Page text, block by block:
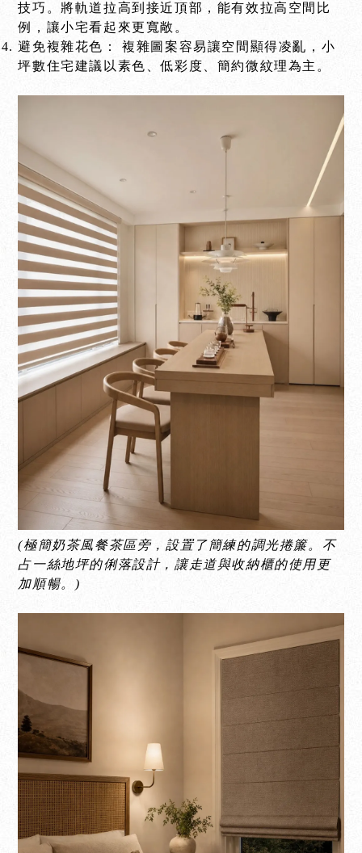
技巧。將軌道拉高到接近頂部，能有效拉高空間比
例，讓小宅看起來更寬敞。
避免複雜花色： 複雜圖案容易讓空間顯得凌亂，小
坪數住宅建議以素色、低彩度、簡約微紋理為主。
(極簡奶茶風餐茶區旁，設置了簡練的調光捲簾。不
占一絲地坪的俐落設計，讓走道與收納櫃的使用更
加順暢。)